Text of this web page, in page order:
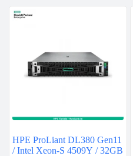
HPE ProLiant DL380 Gen11
/ Intel Xeon-S 4509Y / 32GB